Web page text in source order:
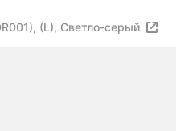
(L), Светло-серый